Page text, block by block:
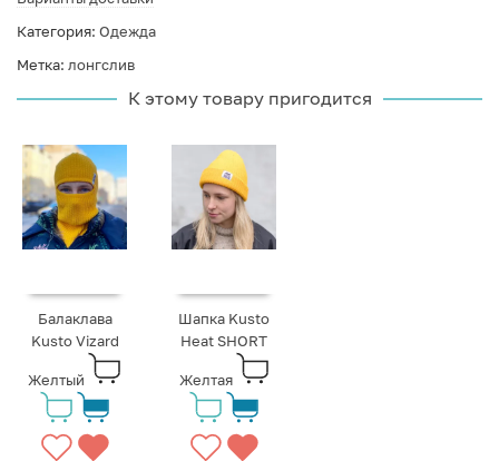
Категория: Одежда
Метка: лонгслив
К этому товару пригодится
Балаклава
Kusto Vizard
Желтый
Шапка Kusto
Heat SHORT
Желтая